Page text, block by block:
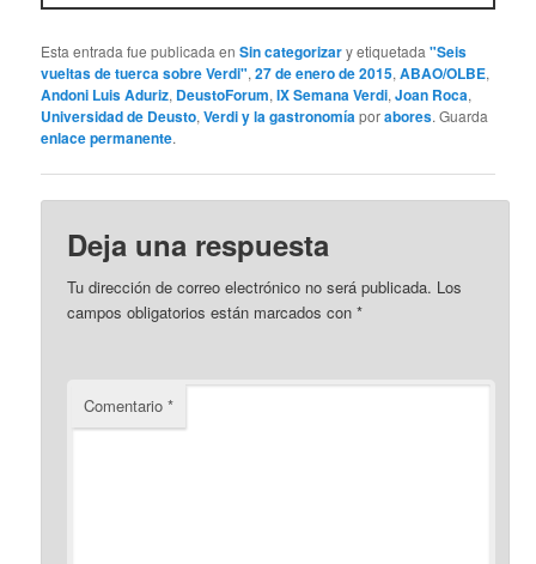
Esta entrada fue publicada enSin categorizary etiquetada"Seis
vueltas de tuerca sobre Verdi",27 de enero de 2015,ABAO/OLBE,
Andoni Luis Aduriz, DeustoForum,IX Semana Verdi,Joan Roca,
Universidad de Deusto,Verdi y la gastronomíaporabores. Guarda
enlace permanente.
Deja una respuesta
Tu dirección de correo electrónico no será publicada. Los
campos obligatorios están marcados con*
Comentario*